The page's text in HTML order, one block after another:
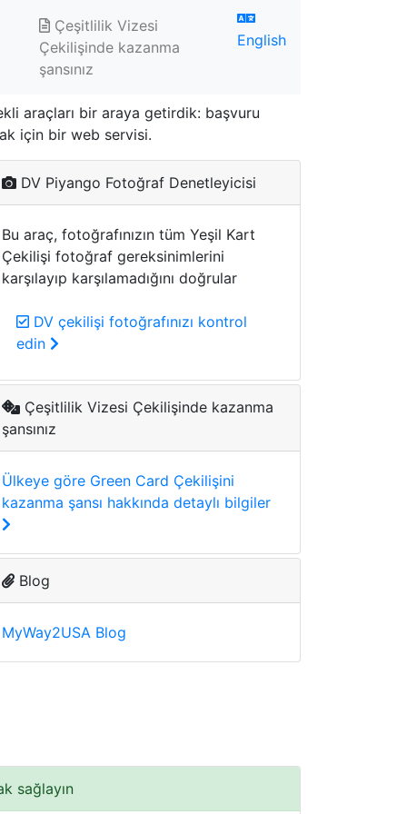
Çeşitlilik Vizesi
Çekilişinde kazanma
şansınız
English
araçları bir araya getirdik: başvuru
için bir web servisi.
DV Piyango Fotoğraf Denetleyicisi
Bu araç, fotoğrafınızın tüm Yeşil Kart
Çekilişi fotoğraf gereksinimlerini
karşılayıp karşılamadığını doğrular
DV çekilişi fotoğrafınızı kontrol
edin
Çeşitlilik Vizesi Çekilişinde kazanma
şansınız
Ülkeye göre Green Card Çekilişini
kazanma şansı hakkında detaylı bilgiler
Blog
MyWay2USA Blog
sağlayın